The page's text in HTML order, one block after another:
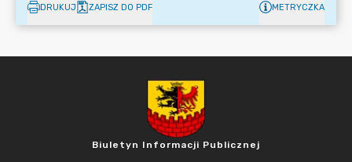
DRUKUJ ZAPISZ DO PDF METRYCZKA
Biuletyn Informacji Publicznej